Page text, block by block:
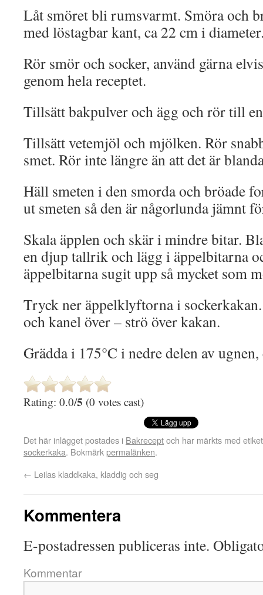
Låt smöret bli rumsvarmt. Smöra och
med löstagbar kant, ca 22 cm i
Rör smör och socker, använd gärna
genom hela receptet.
Tillsätt bakpulver och ägg och rör till
Tillsätt vetemjöl och mjölken. Rör
smet. Rör inte längre än att det är
Häll smeten i den smorda och bröade
ut smeten så den är någorlunda jämnt
Skala äpplen och skär i mindre bitar.
en djup tallrik och lägg i äppelbitarna
äppelbitarna sugit upp så mycket som
Tryck ner äppelklyftorna i
och kanel över – strö över kakan.
Grädda i 175°C i nedre delen av
Rating: 0.0/5 (0 votes cast)
Det här inlägget postades i Bakreceptoch har märkts med
sockerkaka. Bokmärkpermalänken.
← Leilas kladdkaka, kladdig och seg
Kommentera
E-postadressen publiceras inte.
Kommentar